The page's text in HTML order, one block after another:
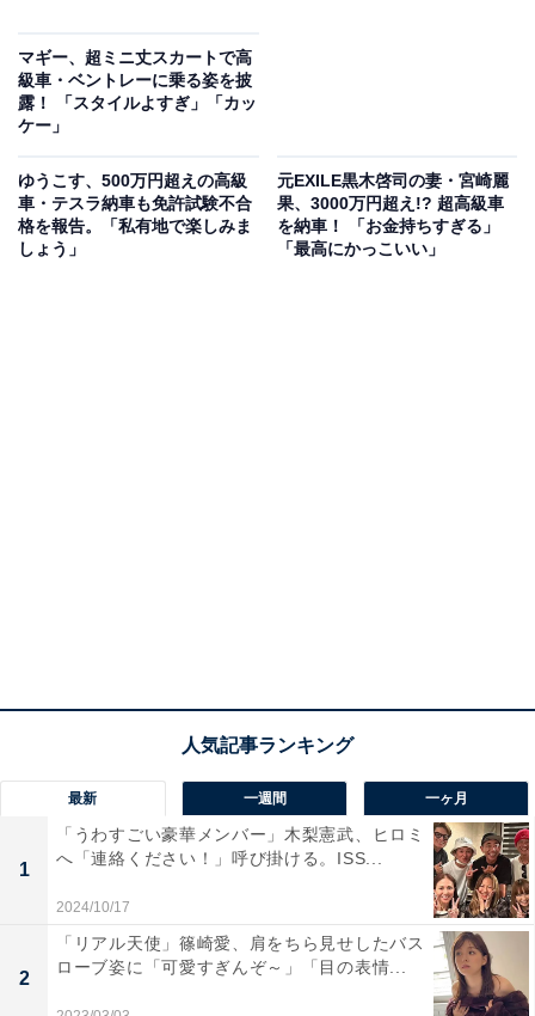
マギー、超ミニ丈スカートで高
級車・ベントレーに乗る姿を披
露！ 「スタイルよすぎ」「カッ
ケー」
ゆうこす、500万円超えの高級
車・テスラ納車も免許試験不合
格を報告。「私有地で楽しみま
しょう」
元EXILE黒木啓司の妻・宮崎麗
果、3000万円超え!? 超高級車
を納車！ 「お金持ちすぎる」
「最高にかっこいい」
最新 一週間 一ヶ月
1
「うわすごい豪華メンバー」木梨憲武、ヒロミ
へ「連絡ください！」呼び掛ける。ISS...
2024/10/17
2
「リアル天使」篠崎愛、肩をちら見せしたバス
ローブ姿に「可愛すぎんぞ～」「目の表情...